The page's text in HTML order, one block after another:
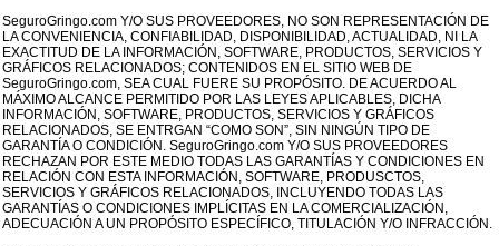
SeguroGringo.com Y/O SUS PROVEEDORES, NO SON REPRESENTACIÓN DE
LA CONVENIENCIA, CONFIABILIDAD, DISPONIBILIDAD, ACTUALIDAD, NI LA
EXACTITUD DE LA INFORMACIÓN, SOFTWARE, PRODUCTOS, SERVICIOS Y
GRÁFICOS RELACIONADOS; CONTENIDOS EN EL SITIO WEB DE
SeguroGringo.com, SEA CUAL FUERE SU PROPÓSITO. DE ACUERDO AL
MÁXIMO ALCANCE PERMITIDO POR LAS LEYES APLICABLES, DICHA
INFORMACIÓN, SOFTWARE, PRODUCTOS, SERVICIOS Y GRÁFICOS
RELACIONADOS, SE ENTRGAN “COMO SON”, SIN NINGÚN TIPO DE
GARANTÍA O CONDICIÓN. SeguroGringo.com Y/O SUS PROVEEDORES
RECHAZAN POR ESTE MEDIO TODAS LAS GARANTÍAS Y CONDICIONES EN
RELACIÓN CON ESTA INFORMACIÓN, SOFTWARE, PRODUSCTOS,
SERVICIOS Y GRÁFICOS RELACIONADOS, INCLUYENDO TODAS LAS
GARANTÍAS O CONDICIONES IMPLÍCITAS EN LA COMERCIALIZACIÓN,
ADECUACIÓN A UN PROPÓSITO ESPECÍFICO, TITULACIÓN Y/O INFRACCIÓN.